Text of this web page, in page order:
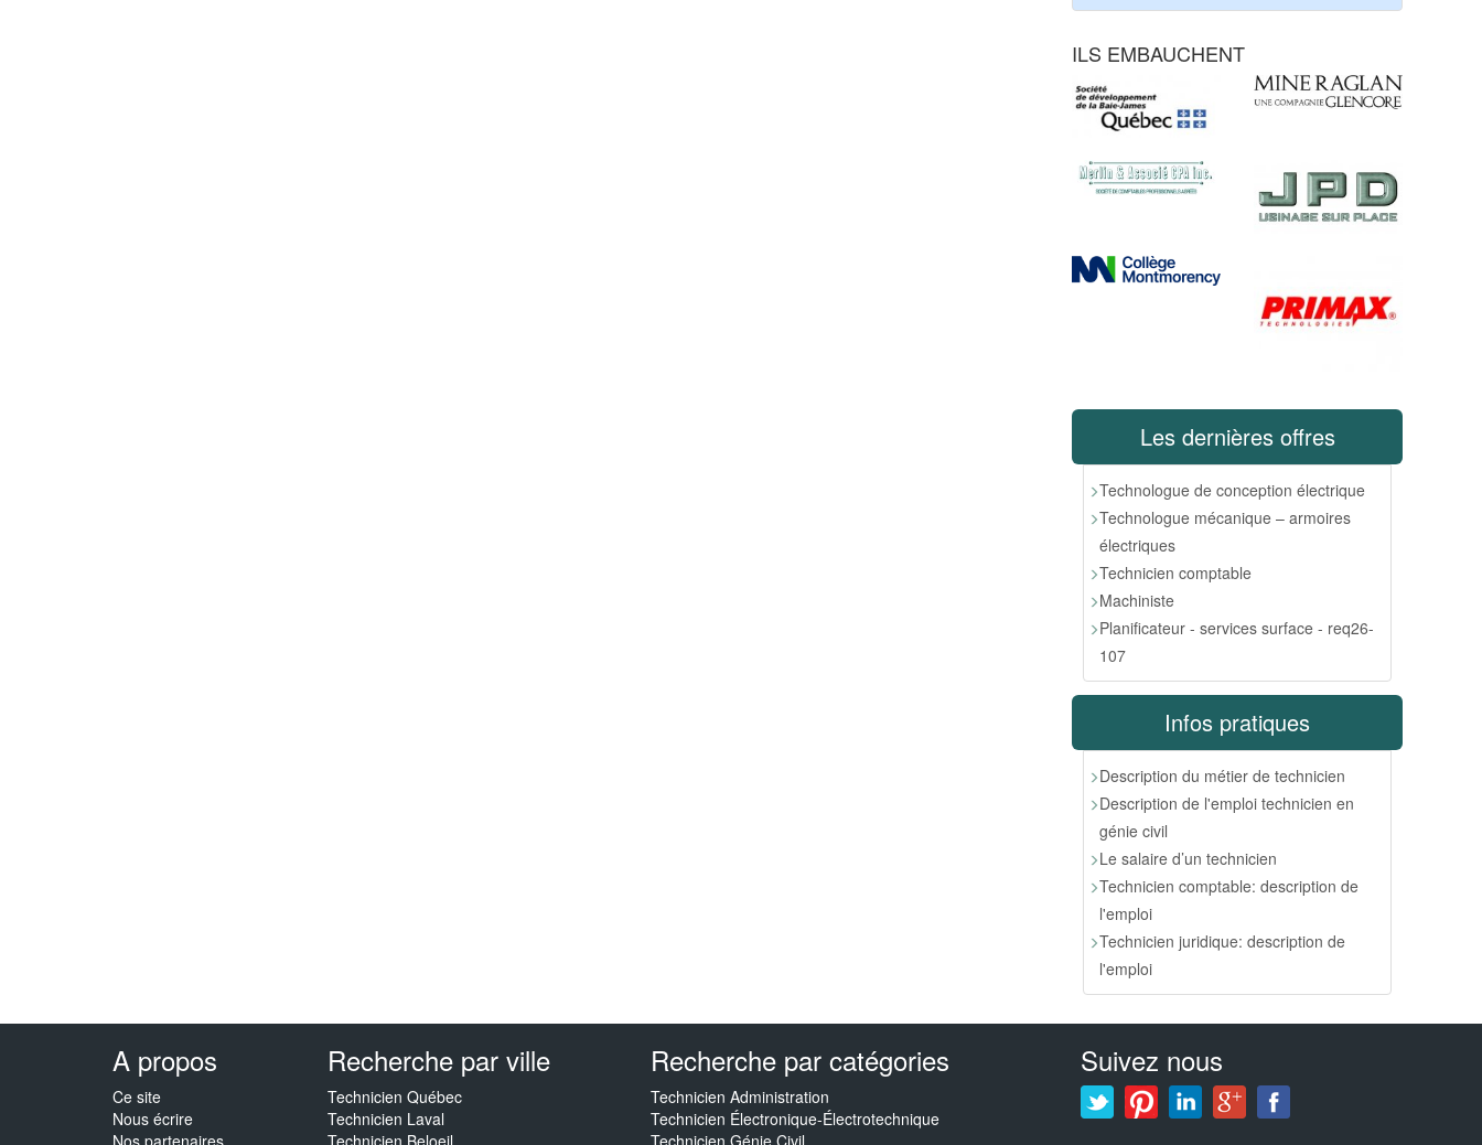
ILS EMBAUCHENT
Les dernières offres
Technologue de conception électrique
Technologue mécanique – armoires
électriques
Technicien comptable
Machiniste
Planificateur - services surface - req26-
107
Infos pratiques
Description du métier de technicien
Description de l'emploi technicien en
génie civil
Le salaire d’un technicien
Technicien comptable: description de
l'emploi
Technicien juridique: description de
l'emploi
A propos
Ce site
Nous écrire
Nos partenaires
Recherche par ville
Technicien Québec
Technicien Laval
Technicien Beloeil
Recherche par catégories
Technicien Administration
Technicien Électronique-Électrotechnique
Technicien Génie Civil
Suivez nous